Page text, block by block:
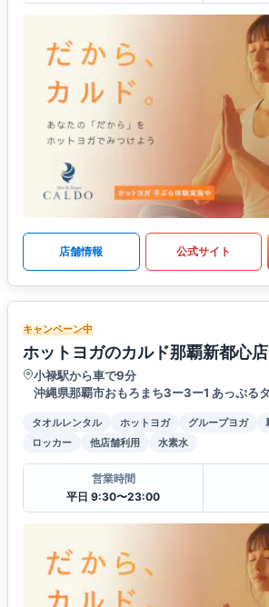
店舗情報 公式サイト
キャンペーン中
ホットヨガのカルド那覇新都心店
小禄駅から車で9分
沖縄県那覇市おもろまち3ー3ー1 あっぷる
タオルレンタル ホットヨガ グループヨガ
ロッカー
他店舗利用 水素水
営業時間
平日 9:30〜23:00